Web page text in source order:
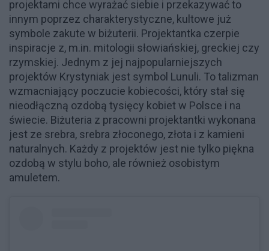
projektami chce wyrażać siebie i przekazywać to
innym poprzez charakterystyczne, kultowe już
symbole zakute w biżuterii. Projektantka czerpie
inspiracje z, m.in. mitologii słowiańskiej, greckiej czy
rzymskiej. Jednym z jej najpopularniejszych
projektów Krystyniak jest symbol Lunuli. To talizman
wzmacniający poczucie kobiecości, który stał się
nieodłączną ozdobą tysięcy kobiet w Polsce i na
świecie. Biżuteria z pracowni projektantki wykonana
jest ze srebra, srebra złoconego, złota i z kamieni
naturalnych. Każdy z projektów jest nie tylko piękna
ozdobą w stylu boho, ale również osobistym
amuletem.